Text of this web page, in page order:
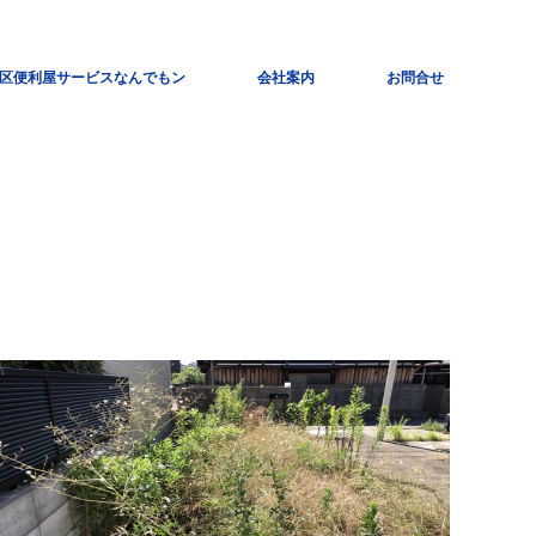
便利屋サービスなんでもン 会社案内 お問合せ